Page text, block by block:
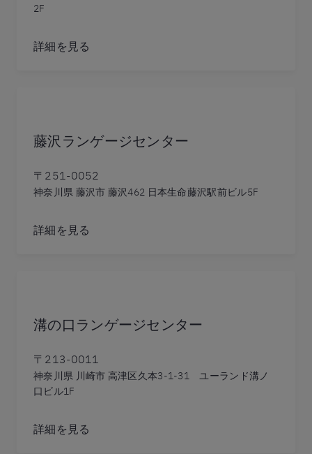
2F
詳細を見る
藤沢ランゲージセンター
〒251-0052
神奈川県 藤沢市 藤沢462 日本生命藤沢駅前ビル5F
詳細を見る
溝の口ランゲージセンター
〒213-0011
神奈川県 川崎市 高津区久本3-1-31 ユーランド溝ノ
口ビル1F
詳細を見る